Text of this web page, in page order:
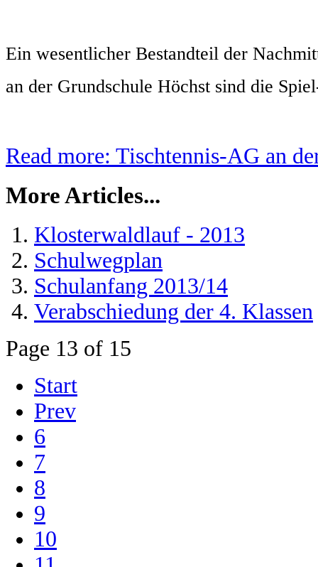
Ein wesentlicher Bestandteil der
an der Grundschule Höchst sind die
Read more: Tischtennis-AG an
More Articles...
Klosterwaldlauf - 2013
Schulwegplan
Schulanfang 2013/14
Verabschiedung der 4. Klassen
Page 13 of 15
Start
Prev
6
7
8
9
10